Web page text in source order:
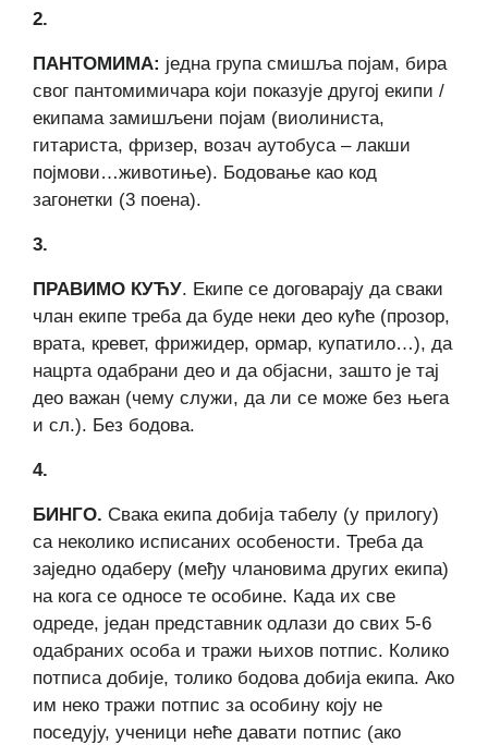
2.
ПАНТОМИМА: једна група смишља појам, бира
свог пантомимичара који показује другој екипи /
екипама замишљени појам (виолиниста,
гитариста, фризер, возач аутобуса – лакши
појмови…животиње). Бодовање као код
загонетки (3 поена).
3.
ПРАВИМО КУЋУ. Екипе се договарају да сваки
члан екипе треба да буде неки део куће (прозор,
врата, кревет, фрижидер, ормар, купатило…), да
нацрта одабрани део и да објасни, зашто је тај
део важан (чему служи, да ли се може без њега
и сл.). Без бодова.
4.
БИНГО. Свака екипа добија табелу (у прилогу)
са неколико исписаних особености. Треба да
заједно одаберу (међу члановима других екипа)
на кога се односе те особине. Када их све
одреде, један представник одлази до свих 5-6
одабраних особа и тражи њихов потпис. Колико
потписа добије, толико бодова добија екипа. Ако
им неко тражи потпис за особину коју не
поседују, ученици неће давати потпис (ако